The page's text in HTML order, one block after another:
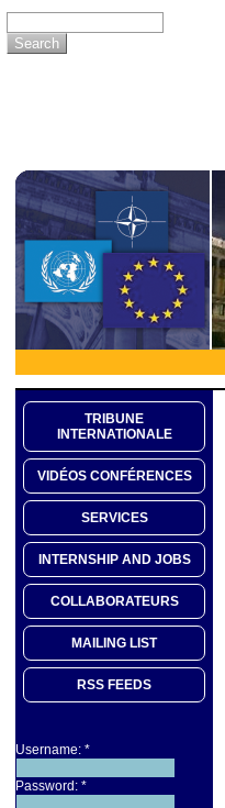
TRIBUNE
INTERNATIONALE
VIDÉOS CONFÉRENCES
SERVICES
INTERNSHIP AND JOBS
COLLABORATEURS
MAILING LIST
RSS FEEDS
Username: *
Password: *